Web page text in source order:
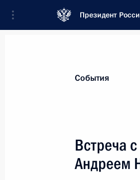
Президент
События
Встреча
Андреем